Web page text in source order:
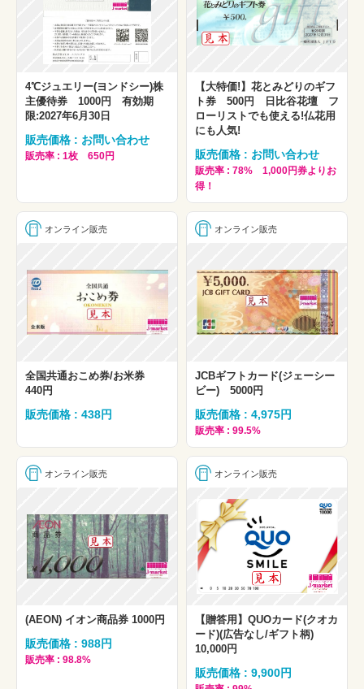
4℃ジュエリー(ヨンドシー)株
主優待券 1000円 有効期
限:2027年6月30日
販売価格 : お問い合わせ
販売率 : 1枚 650円
【大特価!】花とみどりのギフ
ト券 500円 日比谷花壇 フ
ローリストでも使える!仏花用
にも人気!
販売価格 : お問い合わせ
販売率 : 78% 1,000円券よりお
得！
オンライン販売
全国共通おこめ券/お米券
440円
販売価格 : 438円
オンライン販売
JCBギフトカード(ジェーシー
ビー) 5000円
販売価格 : 4,975円
販売率 : 99.5%
オンライン販売
(AEON) イオン商品券 1000円
販売価格 : 988円
販売率 : 98.8%
オンライン販売
【贈答用】QUOカード(クオカ
ード)(広告なし/ギフト柄)
10,000円
販売価格 : 9,900円